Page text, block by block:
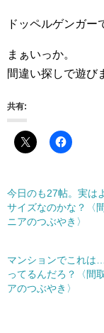
ドッペルゲンガー
まぁいっか。
間違い探しで遊び
共有:
今日のも27帖。実は
サイズなのかな？〈
ニアのつぶやき〉
マンションでこれは
ってるんだろ？〈間
アのつぶやき〉